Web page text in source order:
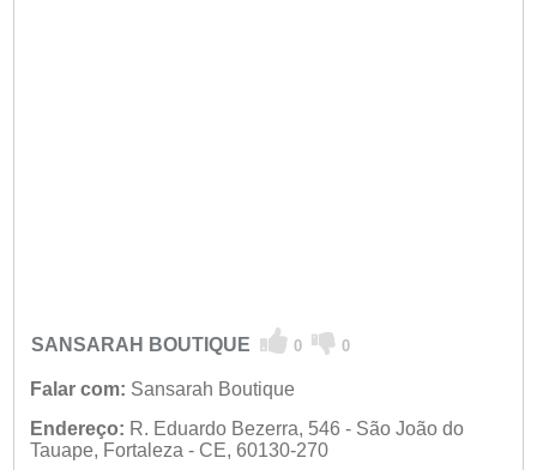
SANSARAH BOUTIQUE 0 0
Falar com: Sansarah Boutique
Endereço: R. Eduardo Bezerra, 546 - São João do
Tauape, Fortaleza - CE, 60130-270